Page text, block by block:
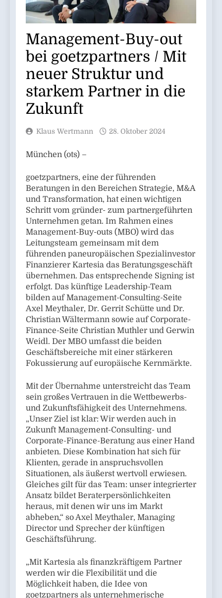
Management-Buy-out
bei goetzpartners / Mit
neuer Struktur und
starkem Partner in die
Zukunft
Klaus Wertmann 28. Oktober 2024
München (ots) –
goetzpartners, eine der führenden
Beratungen in den Bereichen Strategie, M&A
und Transformation, hat einen wichtigen
Schritt vom gründer- zum partnergeführten
Unternehmen getan. Im Rahmen eines
Management-Buy-outs (MBO) wird das
Leitungsteam gemeinsam mit dem
führenden paneuropäischen Spezialinvestor
Finanzierer Kartesia das Beratungsgeschäft
übernehmen. Das entsprechende Signing ist
erfolgt. Das künftige Leadership-Team
bilden auf Management-Consulting-Seite
Axel Meythaler, Dr. Gerrit Schütte und Dr.
Christian Wältermann sowie auf Corporate-
Finance-Seite Christian Muthler und Gerwin
Weidl. Der MBO umfasst die beiden
Geschäftsbereiche mit einer stärkeren
Fokussierung auf europäische Kernmärkte.
Mit der Übernahme unterstreicht das Team
sein großes Vertrauen in die Wettbewerbs-
und Zukunftsfähigkeit des Unternehmens.
„Unser Ziel ist klar: Wir werden auch in
Zukunft Management-Consulting- und
Corporate-Finance-Beratung aus einer Hand
anbieten. Diese Kombination hat sich für
Klienten, gerade in anspruchsvollen
Situationen, als äußerst wertvoll erwiesen.
Gleiches gilt für das Team: unser integrierter
Ansatz bildet Beraterpersönlichkeiten
heraus, mit denen wir uns im Markt
abheben,“ so Axel Meythaler, Managing
Director und Sprecher der künftigen
Geschäftsführung.
„Mit Kartesia als finanzkräftigem Partner
werden wir die Flexibilität und die
Möglichkeit haben, die Idee von
goetzpartners als unternehmerische